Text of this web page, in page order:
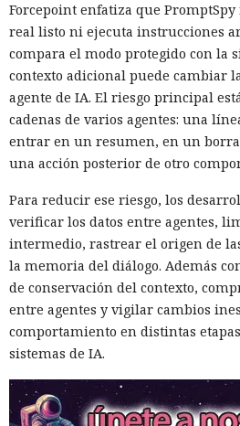
Forcepoint enfatiza que
real listo ni ejecuta instrucciones
compara el modo protegido con la
contexto adicional puede cambiar
agente de IA. El riesgo principal
cadenas de varios agentes: una
entrar en un resumen, en un
una acción posterior de otro
Para reducir ese riesgo, los
verificar los datos entre agentes,
intermedio, rastrear el origen de
la memoria del diálogo. Además
de conservación del contexto,
entre agentes y vigilar cambios
comportamiento en distintas
sistemas de IA.